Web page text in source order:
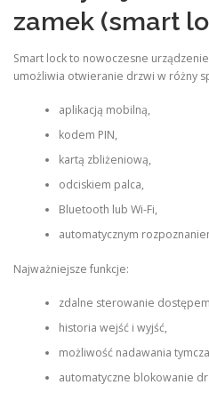
zamek (smart
Smart lock to nowoczesne
umożliwia otwieranie drzwi w różny
aplikacją mobilną,
kodem PIN,
kartą zbliżeniową,
odciskiem palca,
Bluetooth lub Wi-Fi,
automatycznym
Najważniejsze funkcje:
zdalne sterowanie
historia wejść i wyjść,
możliwość nadawania
automatyczne blokowanie